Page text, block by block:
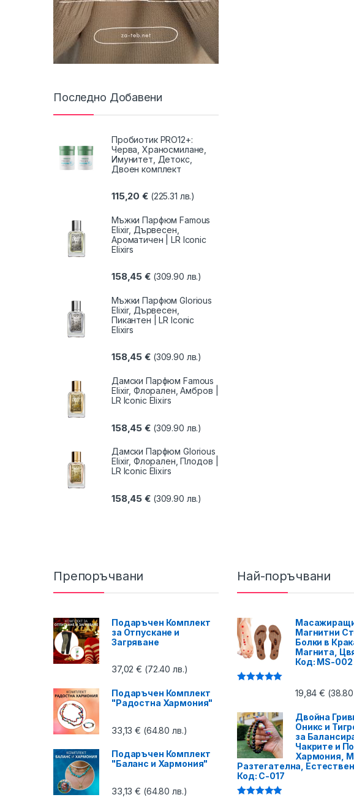
Последно Добавени
Пробиотик PRO12+:
Черва, Храносмилане,
Имунитет, Детокс,
Двоен комплект
115,20€ (225.31 лв.)
Мъжки Парфюм Famous
Elixir, Дървесен,
Ароматичен | LR Iconic
Elixirs
158,45€ (309.90 лв.)
Мъжки Парфюм Glorious
Elixir, Дървесен,
Пикантен | LR Iconic
Elixirs
158,45€ (309.90 лв.)
Дамски Парфюм Famous
Elixir, Флорален, Амбров |
LR Iconic Elixirs
158,45€ (309.90 лв.)
Дамски Парфюм Glorious
Elixir, Флорален, Плодов |
LR Iconic Elixirs
158,45€ (309.90 лв.)
Препоръчвани
Подаръчен Комплект
за Отпускане и
Загряване
37,02€ (72.40 лв.)
Подаръчен Комплект
"Радостна Хармония"
33,13€ (64.80 лв.)
Подаръчен Комплект
"Баланс и Хармония"
33,13€ (64.80 лв.)
Най-поръчвани
Магнитни
Болки в
Магнита,
Код: MS-002
19,84€
Двойна
Оникс и
за
Чакрите и
Хармония,
Разтегателна,
Код: C-017